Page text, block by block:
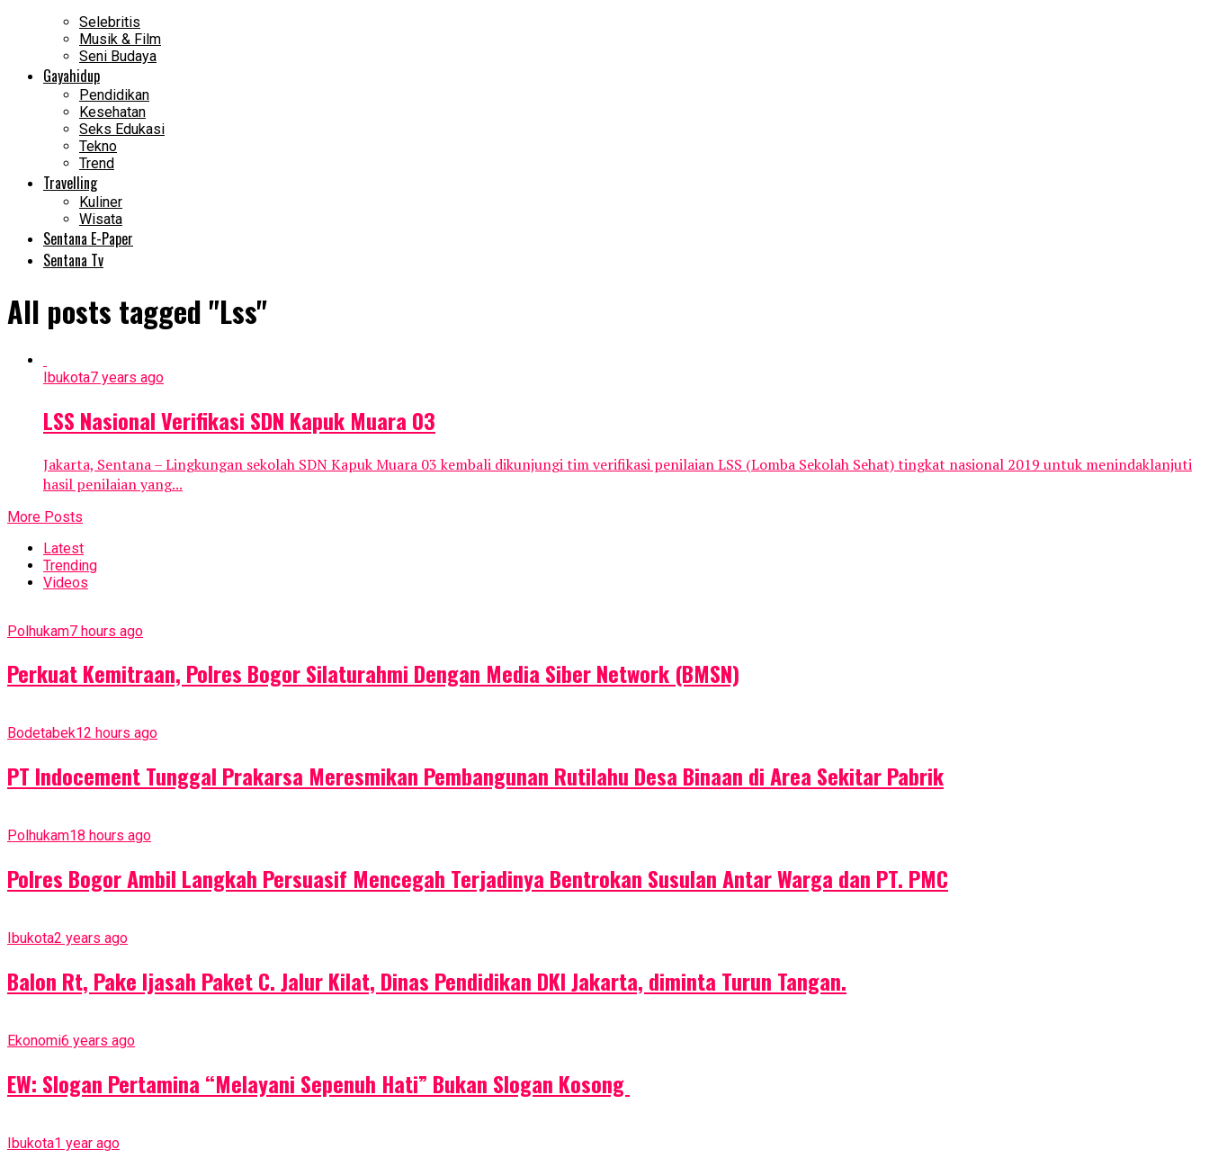
Selebritis
Musik & Film
Seni Budaya
Gayahidup
Pendidikan
Kesehatan
Seks Edukasi
Tekno
Trend
Travelling
Kuliner
Wisata
Sentana E-Paper
Sentana Tv
All posts tagged "Lss"
Ibukota7 years ago
LSS Nasional Verifikasi SDN Kapuk Muara 03
Jakarta, Sentana – Lingkungan sekolah SDN Kapuk Muara 03 kembali dikunjungi tim verifikasi penilaian LSS (Lomba Sekolah Sehat) tingkat nasional 2019 untuk menindaklanjuti
hasil penilaian yang...
More Posts
Latest
Trending
Videos
Polhukam7 hours ago
Perkuat Kemitraan, Polres Bogor Silaturahmi Dengan Media Siber Network (BMSN)
Bodetabek12 hours ago
PT Indocement Tunggal Prakarsa Meresmikan Pembangunan Rutilahu Desa Binaan di Area Sekitar Pabrik
Polhukam18 hours ago
Polres Bogor Ambil Langkah Persuasif Mencegah Terjadinya Bentrokan Susulan Antar Warga dan PT. PMC
Ibukota2 years ago
Balon Rt, Pake Ijasah Paket C. Jalur Kilat, Dinas Pendidikan DKI Jakarta, diminta Turun Tangan.
Ekonomi6 years ago
EW: Slogan Pertamina “Melayani Sepenuh Hati” Bukan Slogan Kosong
Ibukota1 year ago